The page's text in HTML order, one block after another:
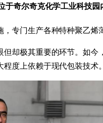
于奇尔奇克化学工业科技园
专门生产各种特种聚乙烯
却极其重要的环节。如
度上依赖于现代包装技术。